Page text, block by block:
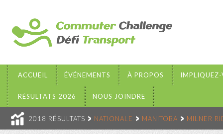
ACCUEIL ÉVÉNEMENTS À PROPOS IMPLIQUEZ-
RÉSULTATS 2026 NOUS JOINDRE
2018 RÉSULTATS NATIONALE MANITOBA MILNER